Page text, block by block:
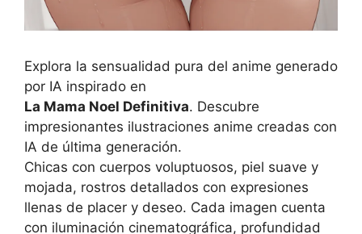
Explora la sensualidad pura del anime generado
por IA inspirado en
La Mama Noel Definitiva. Descubre
impresionantes ilustraciones anime creadas con
IA de última generación.
Chicas con cuerpos voluptuosos, piel suave y
mojada, rostros detallados con expresiones
llenas de placer y deseo. Cada imagen cuenta
con iluminación cinematográfica, profundidad